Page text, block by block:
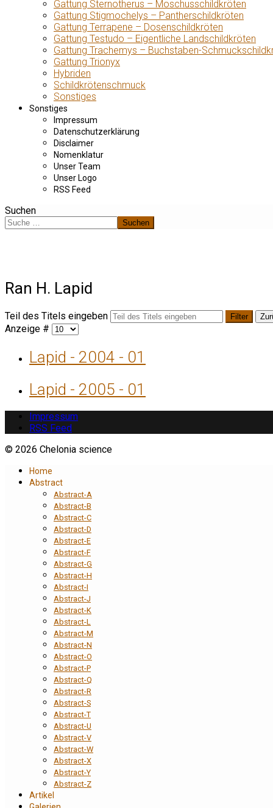
Gattung Sternotherus – Moschusschildkröten
Gattung Stigmochelys – Pantherschildkröten
Gattung Terrapene – Dosenschildkröten
Gattung Testudo – Eigentliche Landschildkröten
Gattung Trachemys – Buchstaben-
Gattung Trionyx
Hybriden
Schildkrötenschmuck
Sonstiges
Sonstiges
Impressum
Datenschutzerklärung
Disclaimer
Nomenklatur
Unser Team
Unser Logo
RSS Feed
Suchen
Suchen
Ran H. Lapid
Teil des Titels eingeben Filter
Anzeige #
Lapid - 2004 - 01
Lapid - 2005 - 01
Impressum
RSS Feed
© 2026 Chelonia science
Home
Abstract
Abstract-A
Abstract-B
Abstract-C
Abstract-D
Abstract-E
Abstract-F
Abstract-G
Abstract-H
Abstract-I
Abstract-J
Abstract-K
Abstract-L
Abstract-M
Abstract-N
Abstract-O
Abstract-P
Abstract-Q
Abstract-R
Abstract-S
Abstract-T
Abstract-U
Abstract-V
Abstract-W
Abstract-X
Abstract-Y
Abstract-Z
Artikel